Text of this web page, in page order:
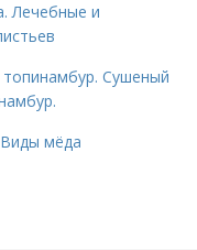
Лечебные и
Сушеный
мёда